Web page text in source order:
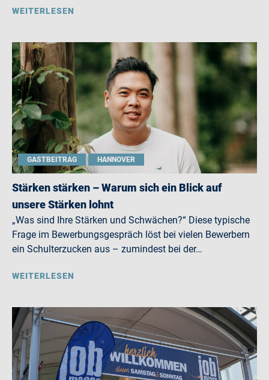
WEITERLESEN
GASTBEITRAG HANNOVER
Stärken stärken – Warum sich ein Blick auf
unsere Stärken lohnt
„Was sind Ihre Stärken und Schwächen?“ Diese typische
Frage im Bewerbungsgespräch löst bei vielen Bewerbern
ein Schulterzucken aus – zumindest bei der…
WEITERLESEN